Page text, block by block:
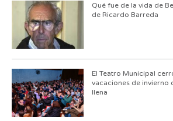
Qué fue de la vida de
de Ricardo Barreda
El Teatro Municipal
vacaciones de invierno
llena